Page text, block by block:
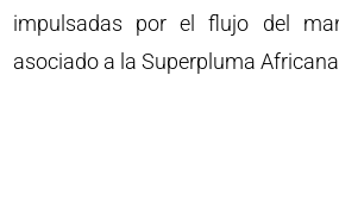
impulsadas por el flujo del
asociado a la Superpluma